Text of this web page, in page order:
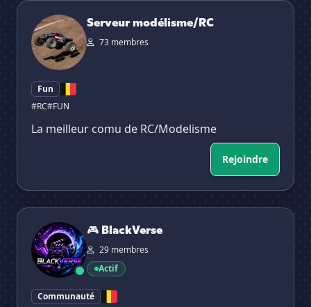
Serveur modélisme/RC
Serveur modélisme/RC
73 membres
Fun
#RC#FUN
La meilleur comu de RC/Modelisme
Rejoindre
🎮 BlackVerse
🎮 BlackVerse
29 membres
Actif
Communauté